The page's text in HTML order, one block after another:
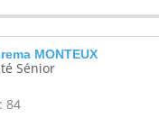
MONTEUX
Sénior
84